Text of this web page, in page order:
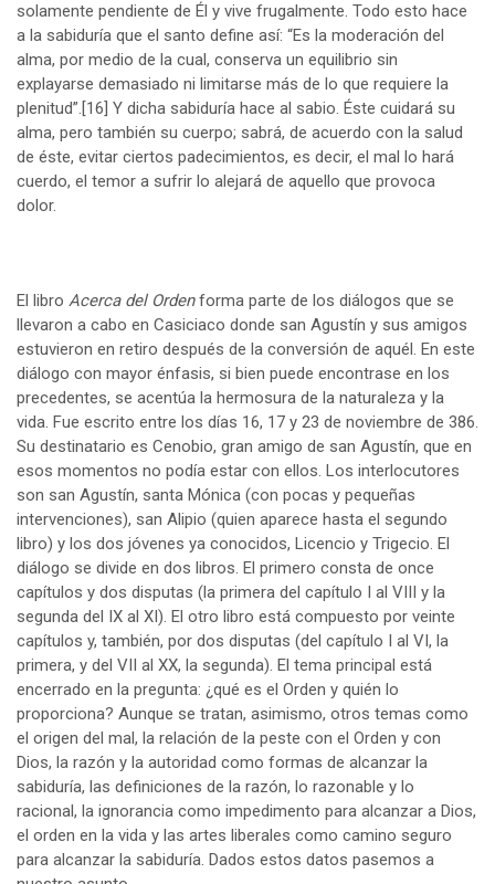
solamente pendiente de Él y vive frugalmente. Todo esto hace
a la sabiduría que el santo define así: “Es la moderación del
alma, por medio de la cual, conserva un equilibrio sin
explayarse demasiado ni limitarse más de lo que requiere la
plenitud”.[16] Y dicha sabiduría hace al sabio. Éste cuidará su
alma, pero también su cuerpo; sabrá, de acuerdo con la salud
de éste, evitar ciertos padecimientos, es decir, el mal lo hará
cuerdo, el temor a sufrir lo alejará de aquello que provoca
dolor.
El libro Acerca del Ordenforma parte de los diálogos que se
llevaron a cabo en Casiciaco donde san Agustín y sus amigos
estuvieron en retiro después de la conversión de aquél. En este
diálogo con mayor énfasis, si bien puede encontrase en los
precedentes, se acentúa la hermosura de la naturaleza y la
vida. Fue escrito entre los días 16, 17 y 23 de noviembre de 386.
Su destinatario es Cenobio, gran amigo de san Agustín, que en
esos momentos no podía estar con ellos. Los interlocutores
son san Agustín, santa Mónica (con pocas y pequeñas
intervenciones), san Alipio (quien aparece hasta el segundo
libro) y los dos jóvenes ya conocidos, Licencio y Trigecio. El
diálogo se divide en dos libros. El primero consta de once
capítulos y dos disputas (la primera del capítulo I al VIII y la
segunda del IX al XI). El otro libro está compuesto por veinte
capítulos y, también, por dos disputas (del capítulo I al VI, la
primera, y del VII al XX, la segunda). El tema principal está
encerrado en la pregunta: ¿qué es el Orden y quién lo
proporciona? Aunque se tratan, asimismo, otros temas como
el origen del mal, la relación de la peste con el Orden y con
Dios, la razón y la autoridad como formas de alcanzar la
sabiduría, las definiciones de la razón, lo razonable y lo
racional, la ignorancia como impedimento para alcanzar a Dios,
el orden en la vida y las artes liberales como camino seguro
para alcanzar la sabiduría. Dados estos datos pasemos a